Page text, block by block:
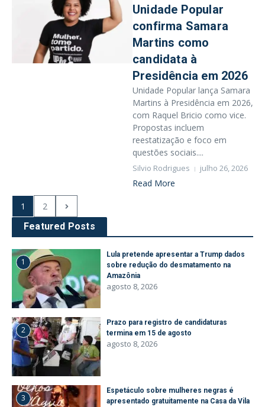
Unidade Popular
confirma Samara
Martins como
candidata à
Presidência em 2026
Unidade Popular lança Samara
Martins à Presidência em 2026,
com Raquel Bricio como vice.
Propostas incluem
reestatização e foco em
questões sociais....
Silvio Rodrigues julho 26, 2026
Read More
1
2
Featured Posts
1
Lula pretende apresentar a Trump dados
sobre redução do desmatamento na
Amazônia
agosto 8, 2026
2
Prazo para registro de candidaturas
termina em 15 de agosto
agosto 8, 2026
3
Espetáculo sobre mulheres negras é
apresentado gratuitamente na Casa da Vila